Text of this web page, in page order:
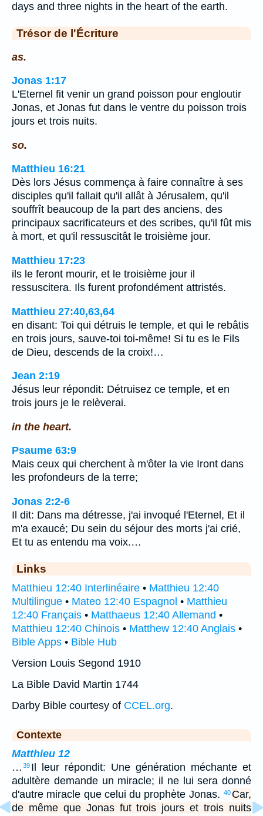
days and three nights in the heart of the earth.
Trésor de l'Écriture
as.
Jonas 1:17
L'Eternel fit venir un grand poisson pour engloutir
Jonas, et Jonas fut dans le ventre du poisson trois
jours et trois nuits.
so.
Matthieu 16:21
Dès lors Jésus commença à faire connaître à ses
disciples qu'il fallait qu'il allât à Jérusalem, qu'il
souffrît beaucoup de la part des anciens, des
principaux sacrificateurs et des scribes, qu'il fût mis
à mort, et qu'il ressuscitât le troisième jour.
Matthieu 17:23
ils le feront mourir, et le troisième jour il
ressuscitera. Ils furent profondément attristés.
Matthieu 27:40,63,64
en disant: Toi qui détruis le temple, et qui le rebâtis
en trois jours, sauve-toi toi-même! Si tu es le Fils
de Dieu, descends de la croix!…
Jean 2:19
Jésus leur répondit: Détruisez ce temple, et en
trois jours je le relèverai.
in the heart.
Psaume 63:9
Mais ceux qui cherchent à m'ôter la vie Iront dans
les profondeurs de la terre;
Jonas 2:2-6
Il dit: Dans ma détresse, j'ai invoqué l'Eternel, Et il
m'a exaucé; Du sein du séjour des morts j'ai crié,
Et tu as entendu ma voix.…
Links
Matthieu 12:40 Interlinéaire • Matthieu 12:40
Multilingue • Mateo 12:40 Espagnol • Matthieu
12:40 Français • Matthaeus 12:40 Allemand •
Matthieu 12:40 Chinois • Matthew 12:40 Anglais •
Bible Apps • Bible Hub
Version Louis Segond 1910
La Bible David Martin 1744
Darby Bible courtesy of CCEL.org.
Contexte
Matthieu 12
… 39 Il leur répondit: Une génération méchante et
adultère demande un miracle; il ne lui sera donné
d'autre miracle que celui du prophète Jonas. 40 Car,
de même que Jonas fut trois jours et trois nuits